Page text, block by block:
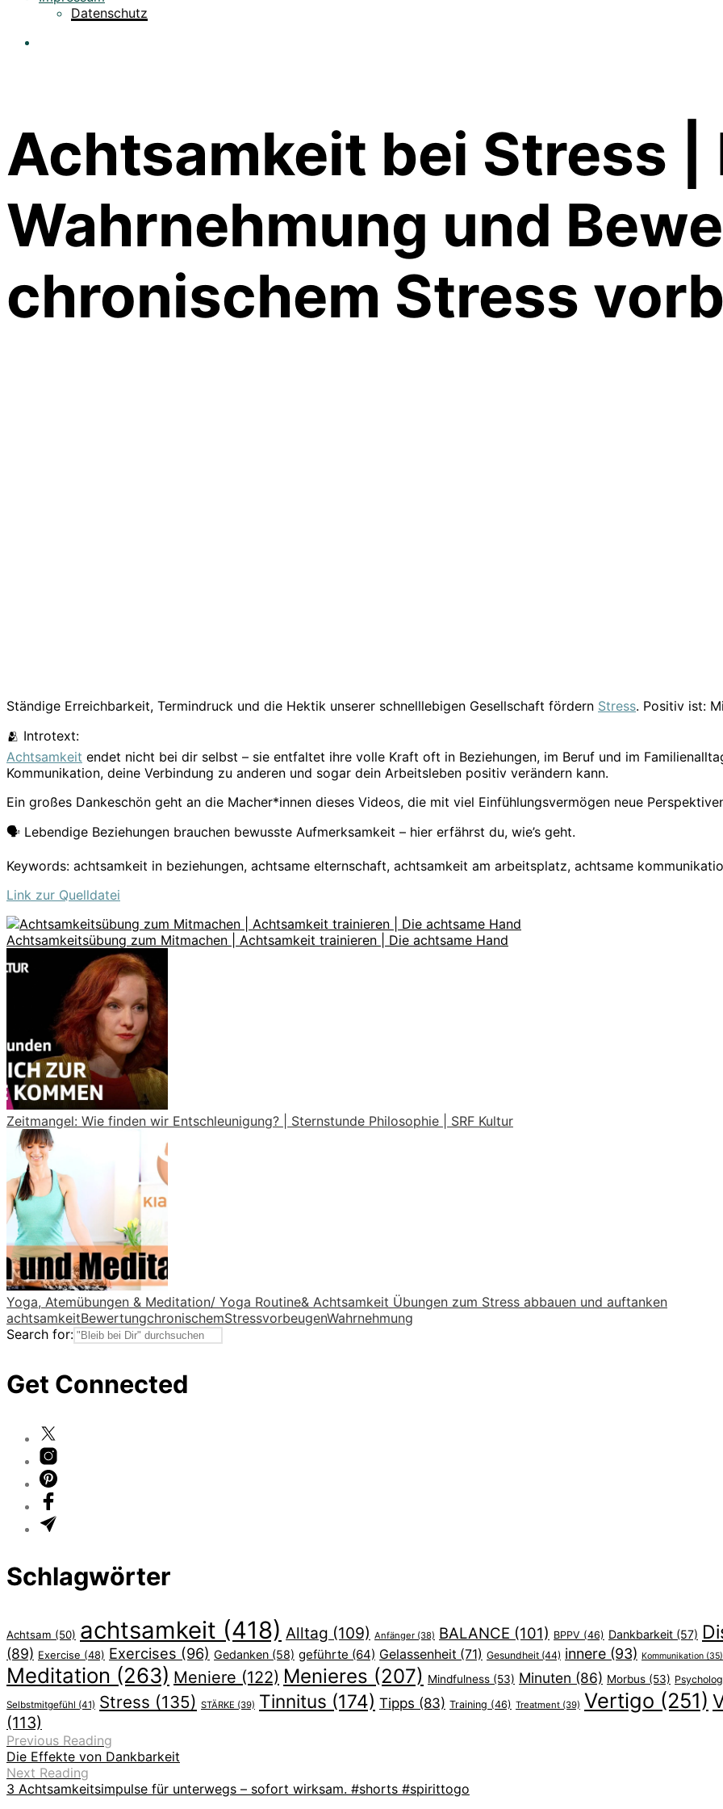
Datenschutz
Achtsamkeit bei Stress |
Wahrnehmung und
chronischem Stress
Ständige Erreichbarkeit, Termindruck und die Hektik unserer schnelllebigen Gesellschaft fördern Stress. Positiv ist:
🫂 Introtext:
Achtsamkeit endet nicht bei dir selbst – sie entfaltet ihre volle Kraft oft in Beziehungen, im Beruf und im
Kommunikation, deine Verbindung zu anderen und sogar dein Arbeitsleben positiv verändern kann.
Ein großes Dankeschön geht an die Macher*innen dieses Videos, die mit viel Einfühlungsvermögen neue
🗣️ Lebendige Beziehungen brauchen bewusste Aufmerksamkeit – hier erfährst du, wie’s geht.
Keywords: achtsamkeit in beziehungen, achtsame elternschaft, achtsamkeit am arbeitsplatz, achtsame
Link zur Quelldatei
Achtsamkeitsübung zum Mitmachen | Achtsamkeit trainieren | Die achtsame Hand
Zeitmangel: Wie finden wir Entschleunigung? | Sternstunde Philosophie | SRF Kultur
Yoga, Atemübungen & Meditation/ Yoga Routine& Achtsamkeit Übungen zum Stress abbauen und auftanken
achtsamkeitBewertungchronischemStressvorbeugenWahrnehmung
Search for:
Get Connected
Schlagwörter
Achtsam (50) achtsamkeit (418) Alltag (109) Anfänger (38) BALANCE (101) BPPV (46) Dankbarkeit (57)
(89) Exercise (48) Exercises (96) Gedanken (58) geführte (64) Gelassenheit (71) Gesundheit (44) innere (93) Kommunikation (35)
Meditation (263) Meniere (122) Menieres (207) Mindfulness (53) Minuten (86) Morbus (53)
Selbstmitgefühl (41) Stress (135) STÄRKE (39) Tinnitus (174) Tipps (83) Training (46) Treatment (39) Vertigo (251)
(113)
Previous Reading
Die Effekte von Dankbarkeit
Next Reading
3 Achtsamkeitsimpulse für unterwegs – sofort wirksam. #shorts #spirittogo